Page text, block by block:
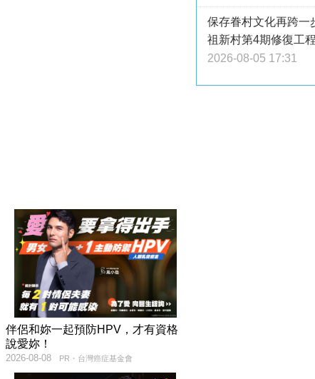
伴侶和妳一起預防HPV，才有資格
說愛妳！
PR・台灣癌症基金會
2026-08-08
保存眷村文化再跨
祖新村第4期修復工
2026-08-05 17:31